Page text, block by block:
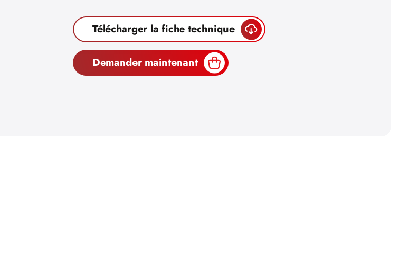
Télécharger la fiche technique
Demander maintenant